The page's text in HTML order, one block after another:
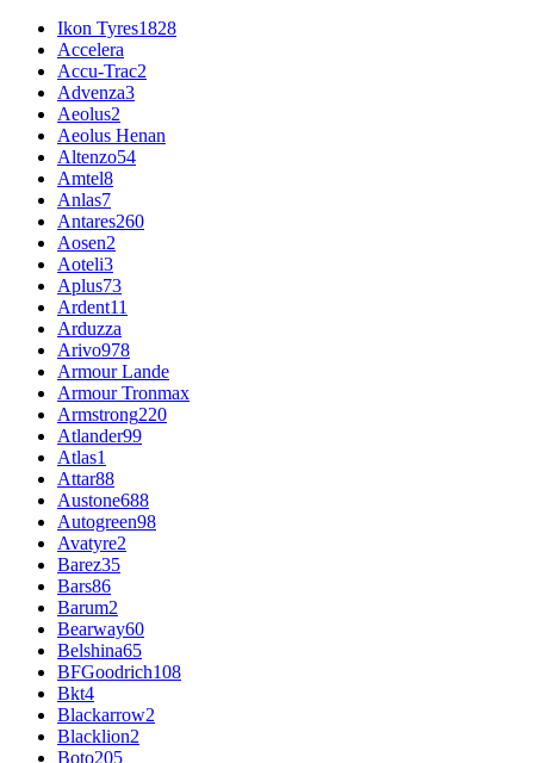
Ikon Tyres1828
Accelera
Accu-Trac2
Advenza3
Aeolus2
Aeolus Henan
Altenzo54
Amtel8
Anlas7
Antares260
Aosen2
Aoteli3
Aplus73
Ardent11
Arduzza
Arivo978
Armour Lande
Armour Tronmax
Armstrong220
Atlander99
Atlas1
Attar88
Austone688
Autogreen98
Avatyre2
Barez35
Bars86
Barum2
Bearway60
Belshina65
BFGoodrich108
Bkt4
Blackarrow2
Blacklion2
Boto205